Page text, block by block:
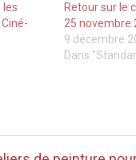
les
Retour sur le
25 novembre
9 décembre
Dans